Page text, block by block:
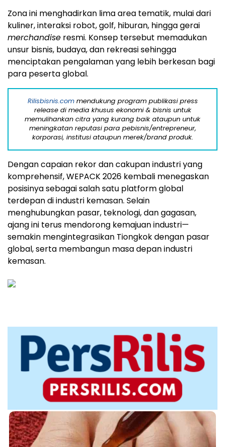
Zona ini menghadirkan lima area tematik, mulai dari
kuliner, interaksi robot, golf, hiburan, hingga gerai
merchandise resmi. Konsep tersebut memadukan
unsur bisnis, budaya, dan rekreasi sehingga
menciptakan pengalaman yang lebih berkesan bagi
para peserta global.
Rilisbisnis.commendukung program publikasi press
release di media khusus ekonomi & bisnis untuk
memulihankan citra yang kurang baik ataupun untuk
meningkatan reputasi para pebisnis/entrepreneur,
korporasi, institusi ataupun merek/brand produk.
Dengan capaian rekor dan cakupan industri yang
komprehensif, WEPACK 2026 kembali menegaskan
posisinya sebagai salah satu platform global
terdepan di industri kemasan. Selain
menghubungkan pasar, teknologi, dan gagasan,
ajang ini terus mendorong kemajuan industri—
semakin mengintegrasikan Tiongkok dengan pasar
global, serta membangun masa depan industri
kemasan.